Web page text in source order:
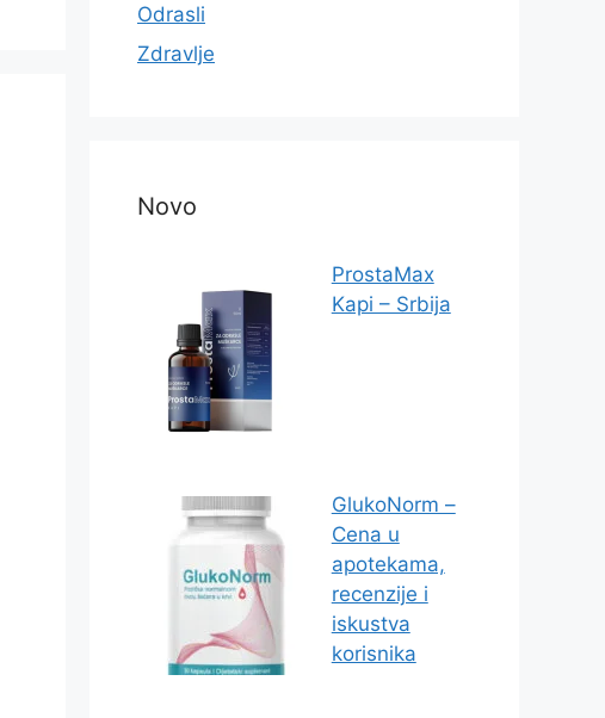
Odrasli
Zdravlje
Novo
ProstaMax
Kapi – Srbija
GlukoNorm –
Cena u
apotekama,
recenzije i
iskustva
korisnika